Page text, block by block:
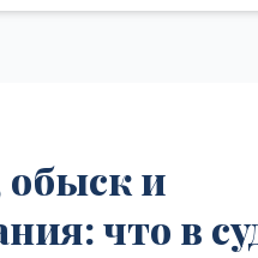
обыск и
что в